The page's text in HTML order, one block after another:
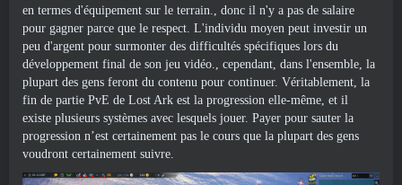
en termes d'équipement sur le terrain., donc il n'y a pas de salaire
pour gagner parce que le respect. L'individu moyen peut investir un
peu d'argent pour surmonter des difficultés spécifiques lors du
développement final de son jeu vidéo., cependant, dans l'ensemble, la
plupart des gens feront du contenu pour continuer. Véritablement, la
fin de partie PvE de Lost Ark est la progression elle-même, et il
existe plusieurs systèmes avec lesquels jouer. Payer pour sauter la
progression n’est certainement pas le cours que la plupart des gens
voudront certainement suivre.